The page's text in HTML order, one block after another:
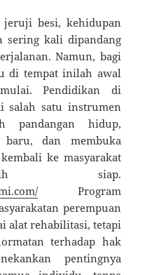
besi, kehidupan
sering kali dipandang
Namun, bagi
di tempat inilah awal
Pendidikan di
salah satu instrumen
pandangan hidup,
baru, dan membuka
ke masyarakat
siap.
Program
perempuan
alat rehabilitasi, tetapi
terhadap hak
pentingnya